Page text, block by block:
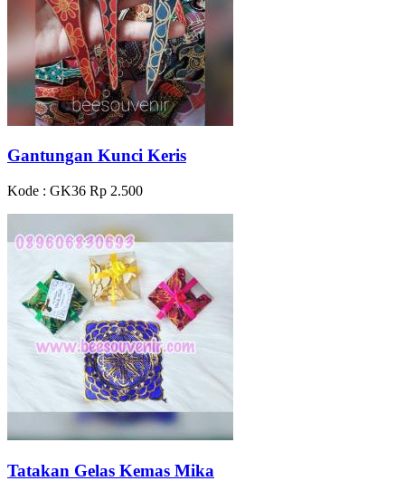
Gantungan Kunci Keris
Kode : GK36 Rp 2.500
Tatakan Gelas Kemas Mika